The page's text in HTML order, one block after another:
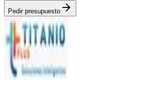
Pedir presupuesto